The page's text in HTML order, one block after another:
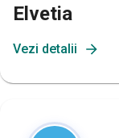
Elvetia
Vezi detalii